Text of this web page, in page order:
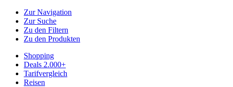
Zur Navigation
Zur Suche
Zu den Filtern
Zu den Produkten
Shopping
Deals 2.000+
Tarifvergleich
Reisen